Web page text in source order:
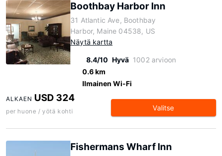
Boothbay Harbor Inn
31 Atlantic Ave, Boothbay
Harbor, Maine 04538, US
Näytä kartta
8.4/10 Hyvä 1002 arvioon
0.6 km
Ilmainen Wi-Fi
ALKAEN USD 324
per huone / yötä kohti Valitse
Fishermans Wharf Inn